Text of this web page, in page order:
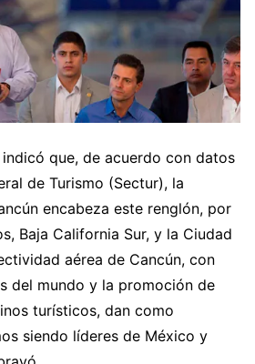
que, de acuerdo con datos
de Turismo (Sectur), la
encabeza este renglón, por
Baja California Sur, y la Ciudad
aérea de Cancún, con
del mundo y la promoción de
turísticos, dan como
siendo líderes de México y